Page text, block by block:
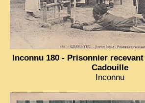
Inconnu 180 - Prisonnier
Cadouille
Inconnu